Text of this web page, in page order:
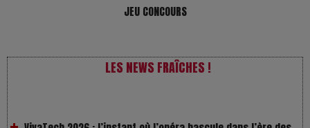
JEU CONCOURS
LES NEWS FRAÎCHES !